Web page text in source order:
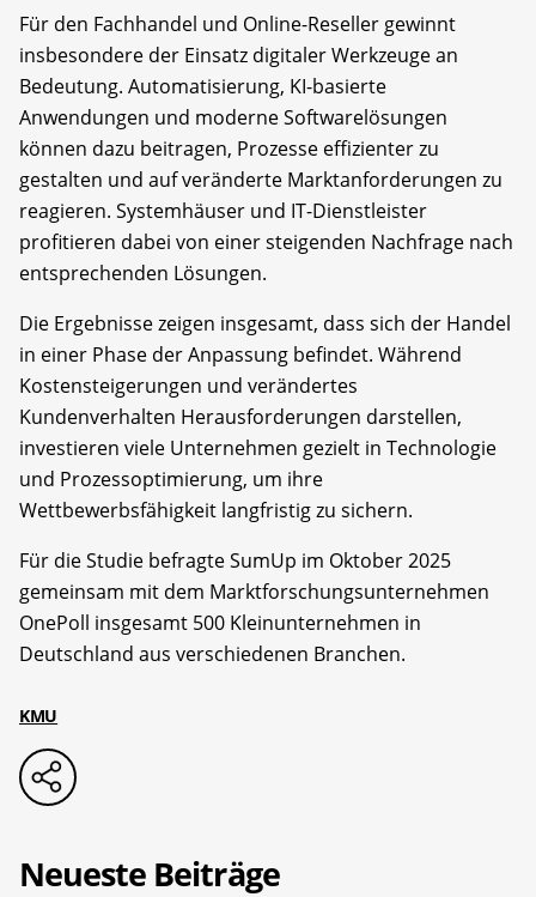
Für den Fachhandel und Online-Reseller gewinnt
insbesondere der Einsatz digitaler Werkzeuge an
Bedeutung. Automatisierung, KI-basierte
Anwendungen und moderne Softwarelösungen
können dazu beitragen, Prozesse effizienter zu
gestalten und auf veränderte Marktanforderungen zu
reagieren. Systemhäuser und IT-Dienstleister
profitieren dabei von einer steigenden Nachfrage nach
entsprechenden Lösungen.
Die Ergebnisse zeigen insgesamt, dass sich der Handel
in einer Phase der Anpassung befindet. Während
Kostensteigerungen und verändertes
Kundenverhalten Herausforderungen darstellen,
investieren viele Unternehmen gezielt in Technologie
und Prozessoptimierung, um ihre
Wettbewerbsfähigkeit langfristig zu sichern.
Für die Studie befragte SumUp im Oktober 2025
gemeinsam mit dem Marktforschungsunternehmen
OnePoll insgesamt 500 Kleinunternehmen in
Deutschland aus verschiedenen Branchen.
KMU
Neueste Beiträge